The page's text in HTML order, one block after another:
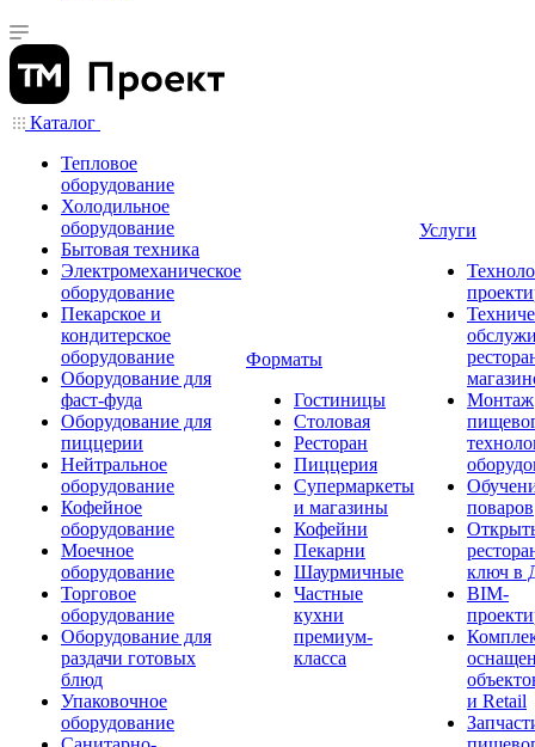
Каталог
Тепловое
оборудование
Холодильное
оборудование
Бытовая техника
Электромеханическое
оборудование
Пекарское и
кондитерское
оборудование
Оборудование для
фаст-фуда
Оборудование для
пиццерии
Нейтральное
оборудование
Кофейное
оборудование
Моечное
оборудование
Торговое
оборудование
Оборудование для
раздачи готовых
блюд
Упаковочное
оборудование
Форматы
Гостиницы
Столовая
Ресторан
Пиццерия
Супермаркеты
и магазины
Кофейни
Пекарни
Шаурмичные
Частные
кухни
премиум-
класса
Услуги
Монтаж
поваров
ключ в
BIM-
и Retail